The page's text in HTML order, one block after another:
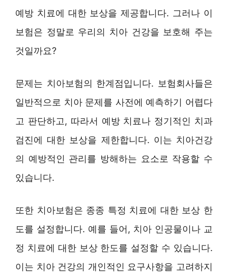
예방 치료에 대한 보상을 제공합니다. 그러나 이
보험은 정말로 우리의 치아 건강을 보호해 주는
것일까요?
문제는 치아보험의 한계점입니다. 보험회사들은
일반적으로 치아 문제를 사전에 예측하기 어렵다
고 판단하고, 따라서 예방 치료나 정기적인 치과
검진에 대한 보상을 제한합니다. 이는 치아건강
의 예방적인 관리를 방해하는 요소로 작용할 수
있습니다.
또한 치아보험은 종종 특정 치료에 대한 보상 한
도를 설정합니다. 예를 들어, 치아 인공물이나 교
정 치료에 대한 보상 한도를 설정할 수 있습니다.
이는 치아 건강의 개인적인 요구사항을 고려하지